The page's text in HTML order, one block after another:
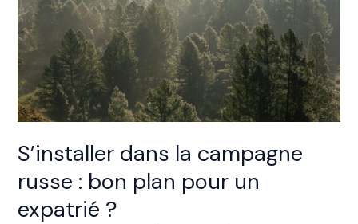
S’installer dans la campagne
russe : bon plan pour un
expatrié ?
:
bon
plan
pour
un
expatrié
?